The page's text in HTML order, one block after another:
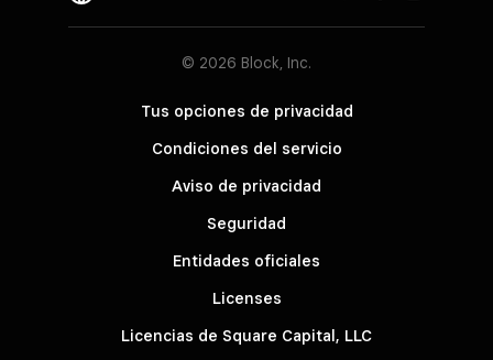
© 2026 Block, Inc.
Tus opciones de privacidad
Condiciones del servicio
Aviso de privacidad
Seguridad
Entidades oficiales
Licenses
Licencias de Square Capital, LLC